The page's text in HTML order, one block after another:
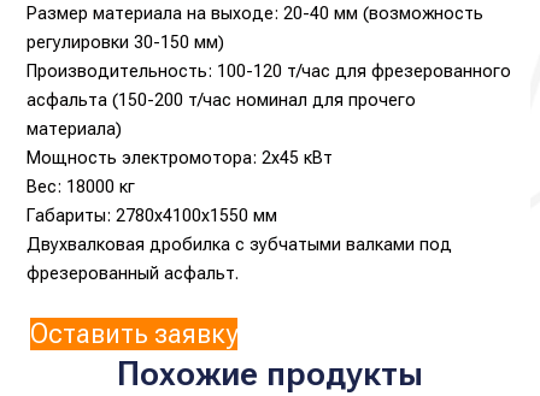
Размер материала на выходе: 20-40 мм (возможность
регулировки 30-150 мм)
Производительность: 100-120 т/час для фрезерованного
асфальта (150-200 т/час номинал для прочего
материала)
Мощность электромотора: 2х45 кВт
Вес: 18000 кг
Габариты: 2780x4100x1550 мм
Двухвалковая дробилка с зубчатыми валками под
фрезерованный асфальт.
Оставить заявку
Похожие продукты